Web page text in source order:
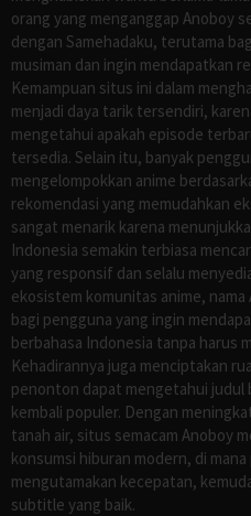
orang yang menganggap Anoboy
dengan Samehadaku, terutama
musiman dan ingin mendapatkan
Kemampuan situs ini dalam
menjadi daya tarik tersendiri,
mengetahui apakah episode
tersedia. Selain itu, banyak
mengelompokkan anime
rekomendasi yang memudahkan
sangat menarik karena
Indonesia semakin terbiasa
yang responsif dan selalu
ekosistem komunitas anime,
bagi pengguna yang ingin
berbahasa Indonesia tanpa harus
Kehadirannya juga menciptakan
penonton dapat mengetahui judul
kembali populer. Dengan
tanah air, situs semacam Anoboy
konsumsi hiburan modern, di
mengutamakan kecepatan,
subtitle yang baik.